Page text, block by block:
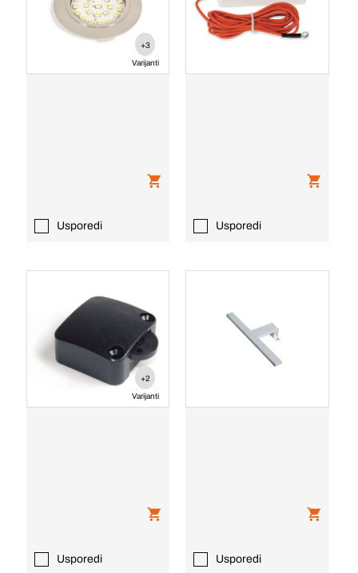
+3
Varijanti
Usporedi Usporedi
+2
Varijanti
Usporedi Usporedi